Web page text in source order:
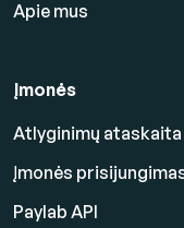
Apie mus
Įmonės
Atlyginimų ataskaita
Įmonės
Paylab API